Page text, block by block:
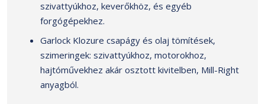
szivattyúkhoz, keverőkhöz, és egyéb
forgógépekhez.
Garlock Klozure csapágy és olaj tömítések,
szimeringek: szivattyúkhoz, motorokhoz,
hajtóművekhez akár osztott kivitelben, Mill-Right
anyagból.